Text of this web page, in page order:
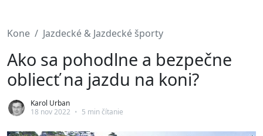
Kone Jazdecké & Jazdecké športy
Ako sa pohodlne a bezpečne
obliecť na jazdu na koni?
Karol Urban
18 nov 2022 • 5 min čítanie